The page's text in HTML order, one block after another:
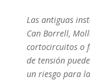
Las antiguas
Can Borrell,
cortocircuitos o
de tensión
un riesgo para